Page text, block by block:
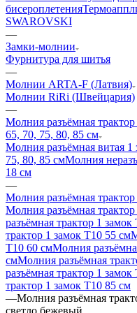
бисероплетения
SWAROVSKI
—
Замки-молнии
Фурнитура для шитья
—
Молнии ARTA-F (Латвия)
Молнии RiRi (Швейцария)
—
Молния разъёмная
65, 70, 75, 80, 85 см
Молния разъёмная витая 1
75, 80, 85 смМолния
18 см
—
Молния разъёмная
Молния разъёмная
разъёмная трактор 1
трактор 1 замок Т10 55 см
Т10 60 смМолния
смМолния разъёмная
разъёмная трактор 1
трактор 1 замок Т10 85 см
—Молния разъёмная
светло бежевый